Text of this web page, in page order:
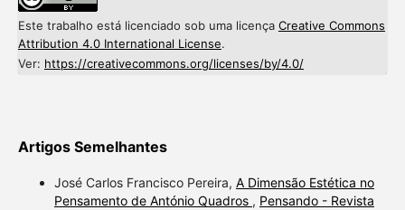
Este trabalho está licenciado sob uma licença Creative Commons
Attribution 4.0 International License.
Ver: https://creativecommons.org/licenses/by/4.0/
Artigos Semelhantes
José Carlos Francisco Pereira, A Dimensão Estética no
Pensamento de António Quadros , Pensando - Revista